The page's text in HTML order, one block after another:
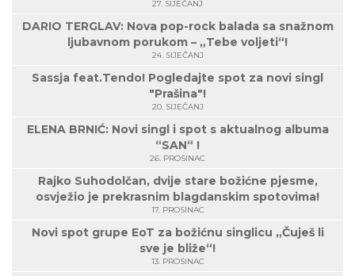
27. SIJEČANJ
DARIO TERGLAV: Nova pop-rock balada sa snažnom
ljubavnom porukom – „Tebe voljeti“!
24. SIJEČANJ
Sassja feat.Tendo! Pogledajte spot za novi singl
"Prašina"!
20. SIJEČANJ
ELENA BRNIĆ: Novi singl i spot s aktualnog albuma
“SAN“ !
26. PROSINAC
Rajko Suhodolčan, dvije stare božićne pjesme,
osvježio je prekrasnim blagdanskim spotovima!
17. PROSINAC
Novi spot grupe EoT za božićnu singlicu „Čuješ li
sve je bliže“!
13. PROSINAC